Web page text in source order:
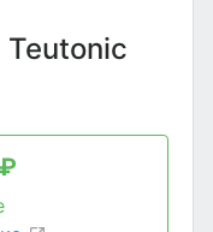
Teutonic
₽